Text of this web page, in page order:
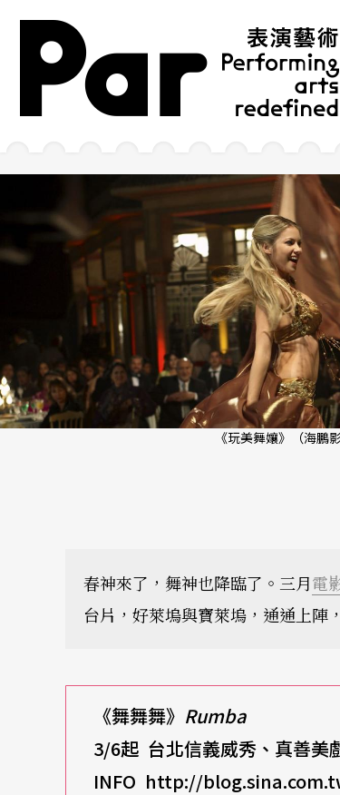
跳到主要內容區塊
網站導覽
《玩美舞孃》（海鵬
春神來了，舞神也降臨了。三月電
台片，好萊塢與寶萊塢，通通上陣
《舞舞舞》 Rumba
3/6起 台北信義威秀、真善美
INFO http://